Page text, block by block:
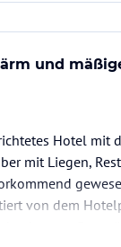
und
Hotel mit
mit Liegen,
von dem